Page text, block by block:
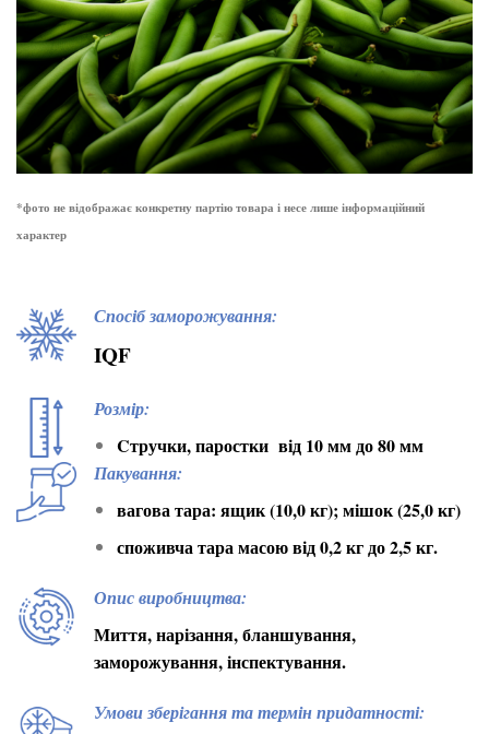
*фото не відображає конкретну партію товара і несе лише інформаційний
характер
Спосіб заморожування:
IQF
Розмір:
Cтручки, паростки від 10 мм до 80 мм
Пакування:
вагова тара: ящик (10,0 кг); мішок (25,0 кг)
споживча тара масою від 0,2 кг до 2,5 кг.
Опис виробництва:
Миття, нарізання, бланшування,
заморожування, інспектування.
Умови зберігання та термін придатності: